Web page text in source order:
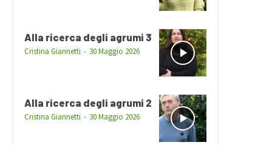
Alla ricerca degli agrumi 3
Cristina Giannetti - 30 Maggio 2026
Alla ricerca degli agrumi 2
Cristina Giannetti - 30 Maggio 2026